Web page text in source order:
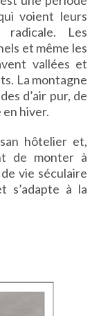
voient leurs
Les
et même les
vallées et
La montagne
d’air pur, de
hiver.
hôtelier et,
de monter à
vie séculaire
s’adapte à la